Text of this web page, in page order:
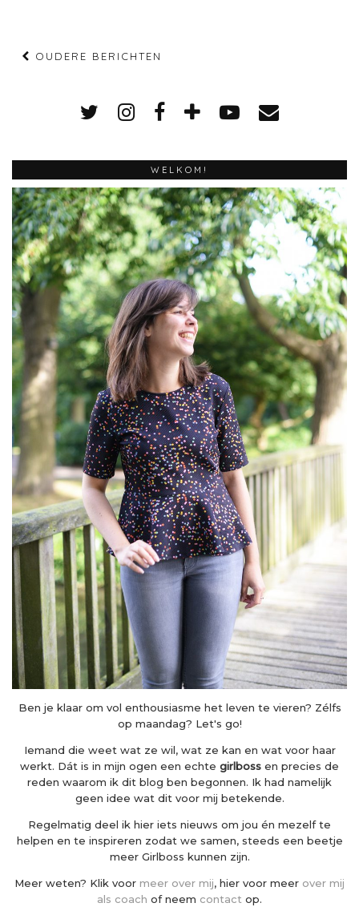
OUDERE BERICHTEN
WELKOM!
Ben je klaar om vol enthousiasme het leven te vieren? Zélfs
op maandag? Let's go!
Iemand die weet wat ze wil, wat ze kan en wat voor haar
werkt. Dát is in mijn ogen een echte girlboss en precies de
reden waarom ik dit blog ben begonnen. Ik had namelijk
geen idee wat dit voor mij betekende.
Regelmatig deel ik hier iets nieuws om jou én mezelf te
helpen en te inspireren zodat we samen, steeds een beetje
meer Girlboss kunnen zijn.
Meer weten? Klik voor meer over mij, hier voor meer over mij
als coach of neem contact op.